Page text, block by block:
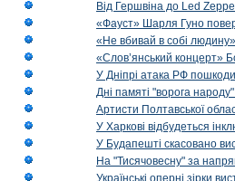
Від Гершвіна до Led
«Фауст» Шарля Гуно
«Не вбивай в собі
«Слов’янський концерт»
У Дніпрі атака РФ
Дні памяті "ворога
Артисти Полтавської
У Харкові відбудеться
У Будапешті скасовано
На "Тисячовесну" за
Українські оперні зірки